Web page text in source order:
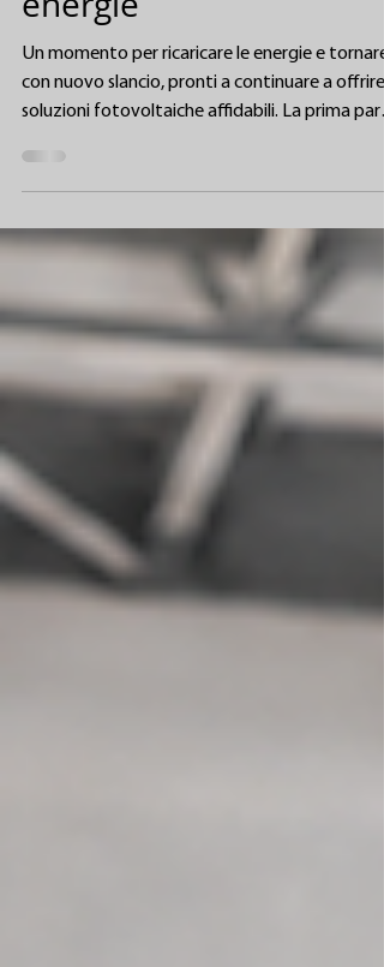
momento di ricaricare le
energie
soluzioni fotovoltaiche affidabili. La prima parte
dell’anno è stata caratterizzata da
collaborazioni solide, progressi costanti e un
fotovoltaiche europee di cui potersi fidare.
Dietro ogni modulo BISOL c’è un team
che lavora con passione per garantire qualità,
affidabilità e valore nel lungo periodo. Ora è il
momento di concederci